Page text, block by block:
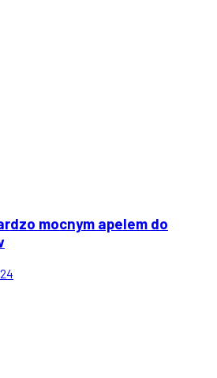
mocnym apelem do